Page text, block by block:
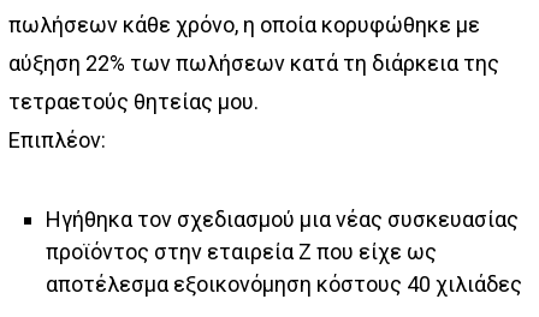
πωλήσεων κάθε χρόνο, η οποία κορυφώθηκε με
αύξηση 22% των πωλήσεων κατά τη διάρκεια της
τετραετούς θητείας μου.
Επιπλέον:
Ηγήθηκα τον σχεδιασμού μια νέας συσκευασίας
προϊόντος στην εταιρεία Z που είχε ως
αποτέλεσμα εξοικονόμηση κόστους 40 χιλιάδες